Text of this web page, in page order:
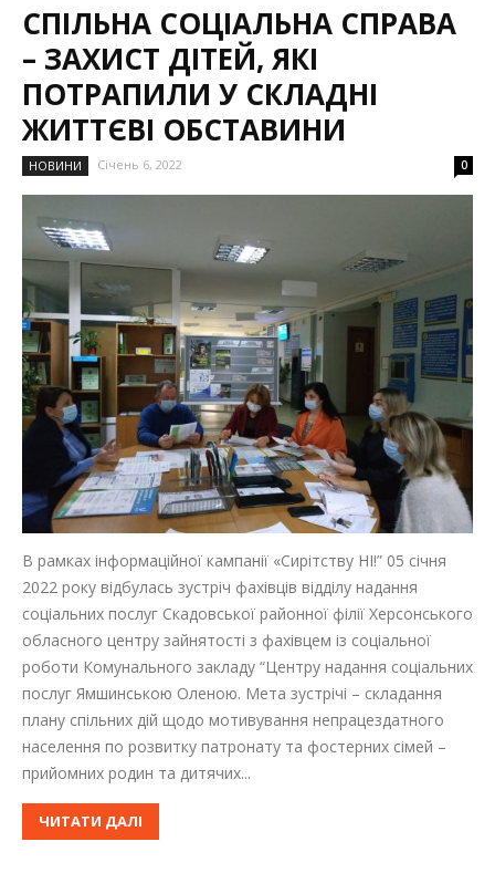
СПІЛЬНА СОЦІАЛЬНА СПРАВА
– ЗАХИСТ ДІТЕЙ, ЯКІ
ПОТРАПИЛИ У СКЛАДНІ
ЖИТТЄВІ ОБСТАВИНИ
НОВИНИ Січень 6, 2022 0
В рамках інформаційної кампанії «Сирітству НІ!” 05 січня
2022 року відбулась зустріч фахівців відділу надання
соціальних послуг Скадовської районної філії Херсонського
обласного центру зайнятості з фахівцем із соціальної
роботи Комунального закладу “Центру надання соціальних
послуг Ямшинською Оленою. Мета зустрічі – складання
плану спільних дій щодо мотивування непрацездатного
населення по розвитку патронату та фостерних сімей –
прийомних родин та дитячих...
ЧИТАТИ ДАЛІ